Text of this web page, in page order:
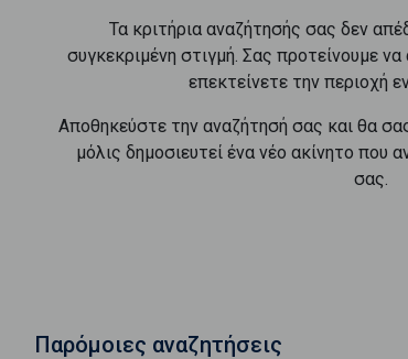
Τα κριτήρια αναζήτησής σας δεν
συγκεκριμένη στιγμή. Σας προτείνουμε
επεκτείνετε την περιοχή
Αποθηκεύστε την αναζήτησή σας και θα
μόλις δημοσιευτεί ένα νέο ακίνητο που
σας.
Παρόμοιες αναζητήσεις